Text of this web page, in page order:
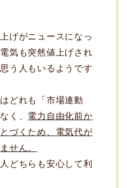
げがニュースになっ
気も突然値上げされ
う人もいるようです
どれも「市場連動
く、 電力自由化前か
づくため、電気代が
せん。
どちらも安心して利